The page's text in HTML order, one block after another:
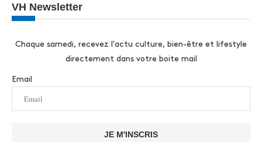
VH Newsletter
Chaque samedi, recevez l'actu culture, bien-être et lifestyle
directement dans votre boite mail
Email
JE M'INSCRIS